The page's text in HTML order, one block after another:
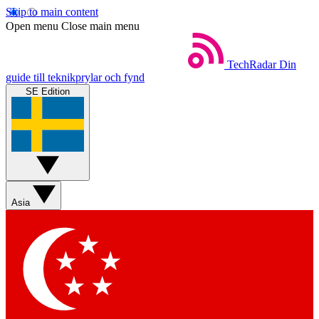
Skip to main content
Open menu Close main menu
TechRadar Din
guide till teknikprylar och fynd
SE Edition
Asia